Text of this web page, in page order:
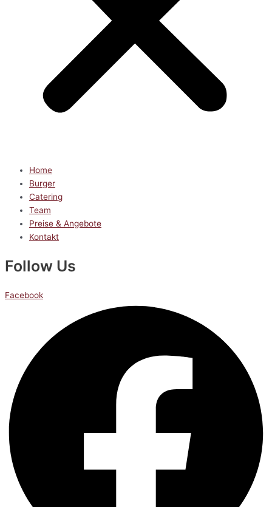
Home
Burger
Catering
Team
Preise & Angebote
Kontakt
Follow Us
Facebook